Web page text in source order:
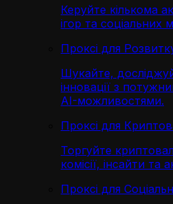
Керуйте кількома
ігор та соціальних
Проксі для
Шукайте,
інновації з
AI-можливостями.
Проксі для
Торгуйте
комісії, інсайти та
Проксі для